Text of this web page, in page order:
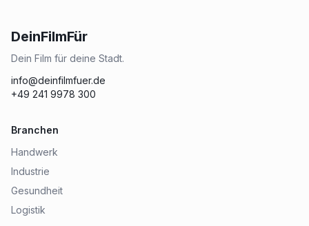
DeinFilmFür
Dein Film für deine Stadt.
info@deinfilmfuer.de
+49 241 9978 300
Branchen
Handwerk
Industrie
Gesundheit
Logistik